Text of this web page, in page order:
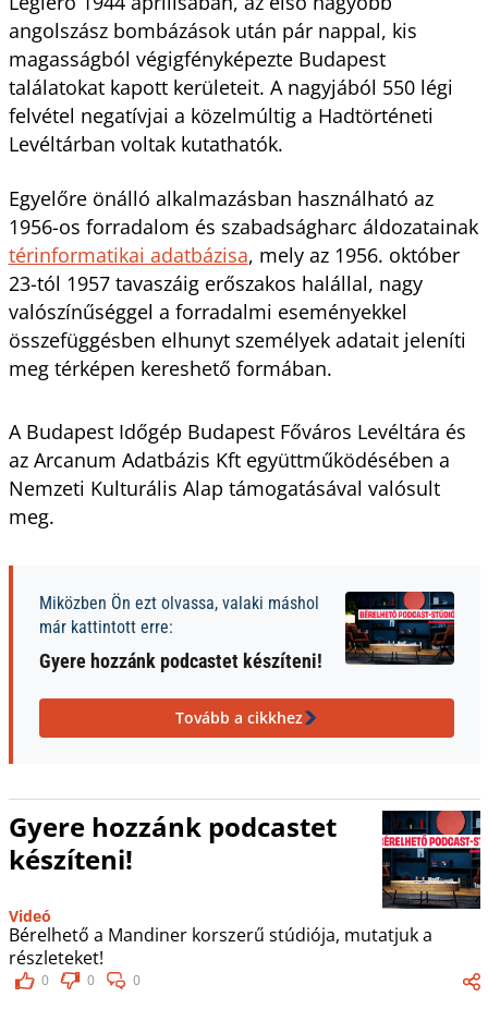
angolszász bombázások után pár nappal, kis
magasságból végigfényképezte Budapest
találatokat kapott kerületeit. A nagyjából 550 légi
felvétel negatívjai a közelmúltig a Hadtörténeti
Levéltárban voltak kutathatók.
Egyelőre önálló alkalmazásban használható az
1956-os forradalom és szabadságharc áldozatainak
térinformatikai adatbázisa, mely az 1956. október
23-tól 1957 tavaszáig erőszakos halállal, nagy
valószínűséggel a forradalmi eseményekkel
összefüggésben elhunyt személyek adatait jeleníti
meg térképen kereshető formában.
A Budapest Időgép Budapest Főváros Levéltára és
az Arcanum Adatbázis Kft együttműködésében a
Nemzeti Kulturális Alap támogatásával valósult
meg.
Miközben Ön ezt olvassa, valaki máshol
már kattintott erre:
Gyere hozzánk podcastet készíteni!
Tovább a cikkhez
Gyere hozzánk podcastet
készíteni!
Videó
Bérelhető a Mandiner korszerű stúdiója, mutatjuk a
részleteket!
0 0 0